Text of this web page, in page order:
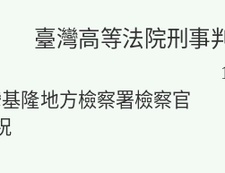
臺灣高等法院刑事
隆地方檢察署檢察官